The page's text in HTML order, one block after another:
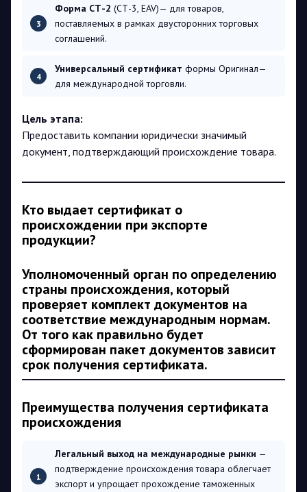
Форма СТ-2 (СТ-3, EAV)— для товаров,
поставляемых в рамках двусторонних торговых
соглашений.
Универсальный сертификат формы Оригинал—
для международной торговли.
Цель этапа:
Предоставить компании юридически значимый
документ, подтверждающий происхождение товара.
Кто выдает сертификат о
происхождении при экспорте
продукции?
Уполномоченный орган по определению
страны происхождения, который
проверяет комплект документов на
соответствие международным нормам.
От того как правильно будет
сформирован пакет документов зависит
срок получения сертификата.
Преимущества получения сертификата
происхождения
Легальный выход на международные рынки —
подтверждение происхождения товара облегчает
экспорт и упрощает прохождение таможенных